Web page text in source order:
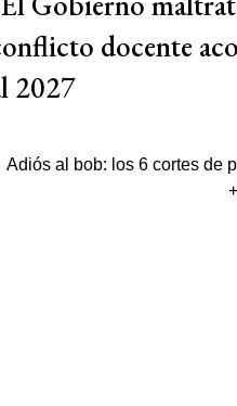
docente
2027